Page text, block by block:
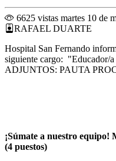
6625 vistas martes 10 de
RAFAEL DUARTE
Hospital San Fernando
siguiente cargo:
ADJUNTOS: PAUTA
¡Súmate a nuestro equipo!
(4 puestos)